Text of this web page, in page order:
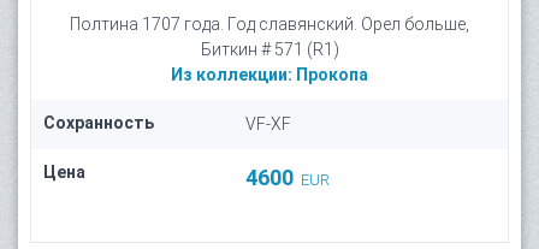
Полтина 1707 года. Год славянский. Орел больше,
Биткин # 571 (R1)
Из коллекции: Прокопа
Сохранность VF-XF
Цена 4600 EUR